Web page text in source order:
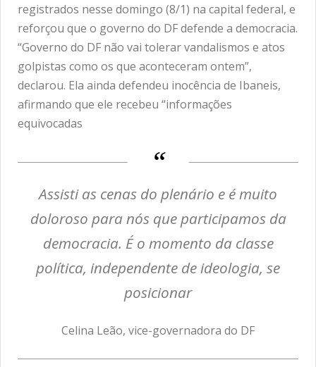
registrados nesse domingo (8/1) na capital federal, e
reforçou que o governo do DF defende a democracia.
“Governo do DF não vai tolerar vandalismos e atos
golpistas como os que aconteceram ontem”,
declarou. Ela ainda defendeu inocência de Ibaneis,
afirmando que ele recebeu “informações
equivocadas
Assisti as cenas do plenário e é muito
doloroso para nós que participamos da
democracia. É o momento da classe
política, independente de ideologia, se
posicionar
Celina Leão, vice-governadora do DF